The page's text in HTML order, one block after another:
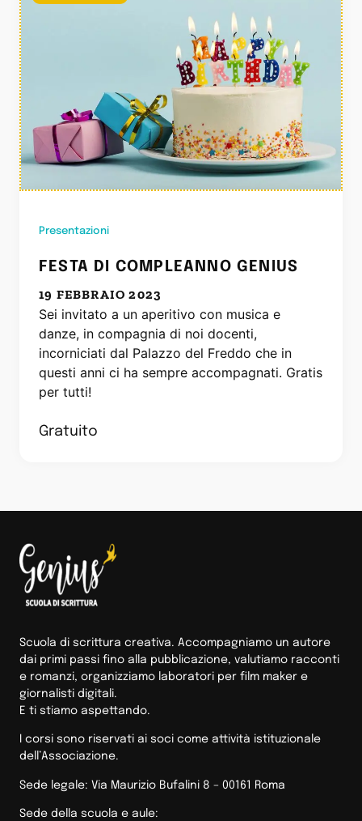
Presentazioni
FESTA DI COMPLEANNO GENIUS
19 FEBBRAIO 2023
Sei invitato a un aperitivo con musica e
danze, in compagnia di noi docenti,
incorniciati dal Palazzo del Freddo che in
questi anni ci ha sempre accompagnati. Gratis
per tutti!
Gratuito
Scuola di scrittura creativa. Accompagniamo un autore
dai primi passi fino alla pubblicazione, valutiamo racconti
e romanzi, organizziamo laboratori per film maker e
giornalisti digitali.
E ti stiamo aspettando.
I corsi sono riservati ai soci come attività istituzionale
dell’Associazione.
Sede legale: Via Maurizio Bufalini 8 – 00161 Roma
Sede della scuola e aule: